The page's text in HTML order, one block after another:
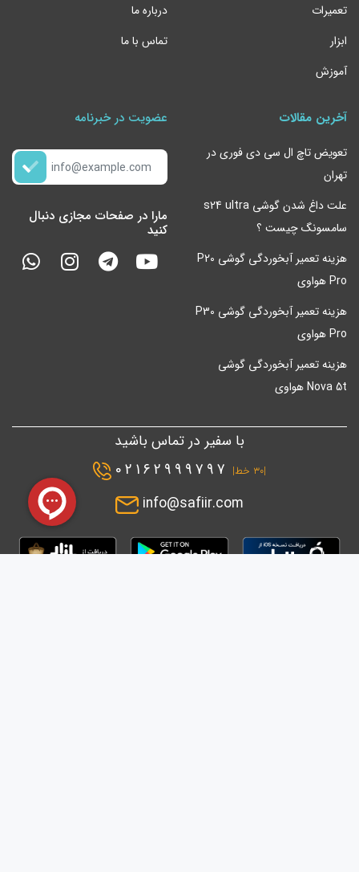
تعمیرات
ابزار
آموزش
درباره ما
تماس با ما
آخرین مقالات
تعویض تاچ ال سی دی فوری در
تهران
علت داغ شدن گوشی s24 ultra
سامسونگ چیست ؟
هزینه تعمیر آبخوردگی گوشی P20
Pro هواوی
هزینه تعمیر آبخوردگی گوشی P30
Pro هواوی
هزینه تعمیر آبخوردگی گوشی
Nova 5t هواوی
عضویت در خبرنامه
مارا در صفحات مجازی دنبال
کنید
با سفیر در تماس باشید
|۳۰ خط|
02162999797
info@safiir.com